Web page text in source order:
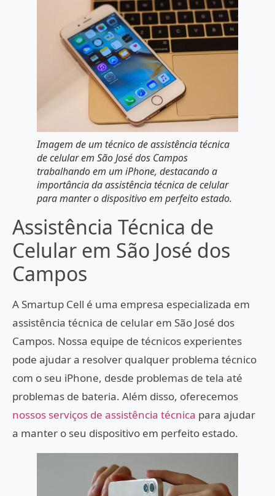
Imagem de um técnico de assistência técnica
de celular em São José dos Campos
trabalhando em um iPhone, destacando a
importância da assistência técnica de celular
para manter o dispositivo em perfeito estado.
Assistência Técnica de
Celular em São José dos
Campos
A Smartup Cell é uma empresa especializada em
assistência técnica de celular em São José dos
Campos. Nossa equipe de técnicos experientes
pode ajudar a resolver qualquer problema técnico
com o seu iPhone, desde problemas de tela até
problemas de bateria. Além disso, oferecemos
nossos serviços de assistência técnica para ajudar
a manter o seu dispositivo em perfeito estado.